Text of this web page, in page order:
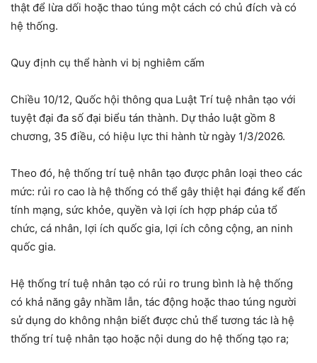
thật để lừa dối hoặc thao túng một cách có chủ đích và có
hệ thống.
Quy định cụ thể hành vi bị nghiêm cấm
Chiều 10/12, Quốc hội thông qua Luật Trí tuệ nhân tạo với
tuyệt đại đa số đại biểu tán thành. Dự thảo luật gồm 8
chương, 35 điều, có hiệu lực thi hành từ ngày 1/3/2026.
Theo đó, hệ thống trí tuệ nhân tạo được phân loại theo các
mức: rủi ro cao là hệ thống có thể gây thiệt hại đáng kể đến
tính mạng, sức khỏe, quyền và lợi ích hợp pháp của tổ
chức, cá nhân, lợi ích quốc gia, lợi ích công cộng, an ninh
quốc gia.
Hệ thống trí tuệ nhân tạo có rủi ro trung bình là hệ thống
có khả năng gây nhầm lẫn, tác động hoặc thao túng người
sử dụng do không nhận biết được chủ thể tương tác là hệ
thống trí tuệ nhân tạo hoặc nội dung do hệ thống tạo ra;